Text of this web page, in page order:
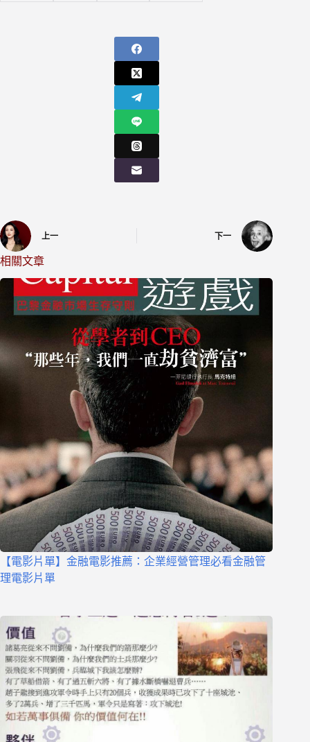
上一 下一
相關文章
【電影片單】金融電影推薦：企業經營管理必看金融管
理電影片單